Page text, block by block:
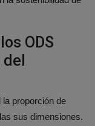
ODS
proporción de
sus dimensiones.